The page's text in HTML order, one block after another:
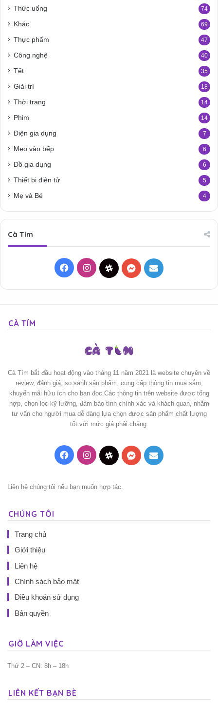
Thức uống 74
Khác 69
Thực phẩm 47
Công nghệ 40
Tết 35
Giải trí 18
Thời trang 14
Phim 14
Điện gia dụng 7
Mẹo vào bếp 6
Đồ gia dụng 6
Thiết bị điện tử 5
Mẹ và Bé 4
Cà Tím
FacebookInstagramThreadsMessenger
Mail
CÀ TÍM
Cà Tím bắt đầu hoạt động vào tháng 11 năm 2021 là website chuyên về
review, đánh giá, so sánh sản phẩm, cung cấp thông tin mua sắm,
khuyến mãi hữu ích cho bạn đọc.Các thông tin trên website được tổng
hợp, chọn lọc kỹ lưỡng, đảm bảo tính chính xác và khách quan, nhằm
tư vấn cho người mua dễ dàng lựa chọn được sản phẩm chất lượng
tốt với mức giá phải chăng.
FacebookInstagramThreadsMessenger
Mail
Liên hệ chúng tôi nếu bạn muốn hợp tác.
CHÚNG TÔI
Trang chủ
Giới thiệu
Liên hệ
Chính sách bảo mật
Điều khoản sử dụng
Bản quyền
GIỜ LÀM VIỆC
Thứ 2 – CN: 8h – 18h
LIÊN KẾT BẠN BÈ